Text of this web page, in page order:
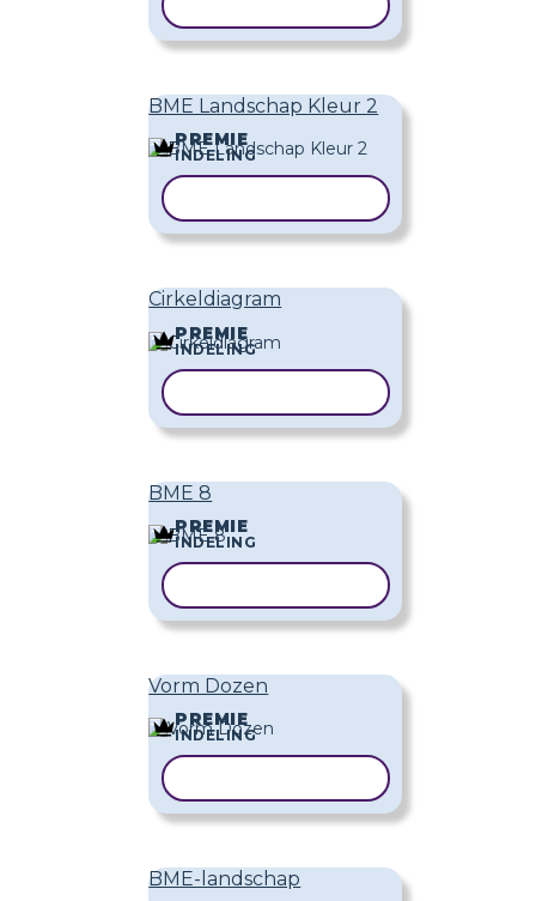
BME Landschap Kleur 2
PREMIE
INDELING
Cirkeldiagram
PREMIE
INDELING
BME 8
PREMIE
INDELING
Vorm Dozen
PREMIE
INDELING
BME-landschap